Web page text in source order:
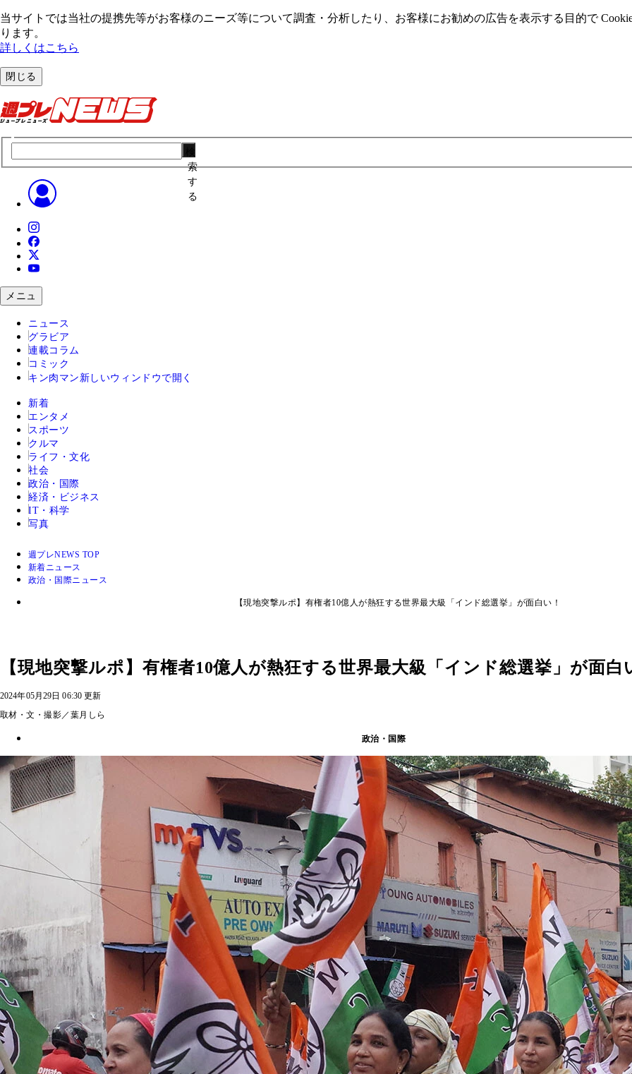
当サイトでは当社の提携先等がお客様のニーズ等について調査・分析したり、お客様にお勧めの広告を表⽰する⽬的で
ります。
詳しくはこちら
閉じる
索
す
る
メニュ
ニュース
グラビア
連載コラム
コミック
キン肉マン 新しいウィンドウで開く
新着
エンタメ
スポーツ
クルマ
ライフ・文化
社会
政治・国際
経済・ビジネス
IT・科学
写真
週プレNEWS TOP
新着ニュース
政治・国際ニュース
【現地突撃ルポ】有権者10億人が熱狂する世界最大級「インド総選挙」が面白い！
【現地突撃ルポ】有権者10億人が熱狂する世界最大級「インド総選挙」が面白
2024年05月29日 06:30 更新
取材・文・撮影／葉月しら
政治・国際